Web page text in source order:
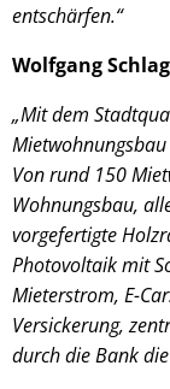
entschärfen.“
Wolfgang
„Mit dem
Von rund 150
Wohnungsbau,
vorgefertigte
Photovoltaik mit
Mieterstrom, E-
Versickerung,
durch die Bank